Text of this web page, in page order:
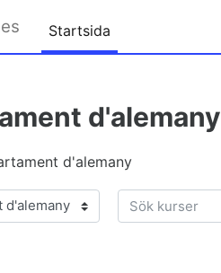
Startsida
d'alemany
d'alemany
Sök kurser